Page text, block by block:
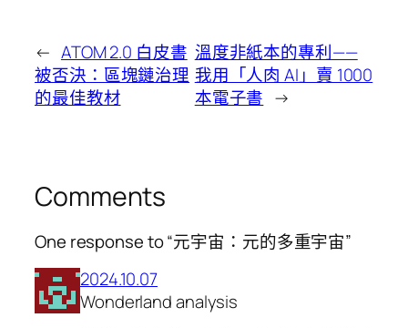
← ATOM 2.0 白皮書
被否決：區塊鏈治理
的最佳教材
溫度非紙本的專利——
我用「人肉 AI」賣 1000
本電子書 →
Comments
One response to “元宇宙：元的多重宇宙”
2024.10.07
Wonderland analysis